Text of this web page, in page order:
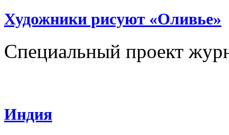
Художники рисуют «Оливье»
Специальный проект
Индия